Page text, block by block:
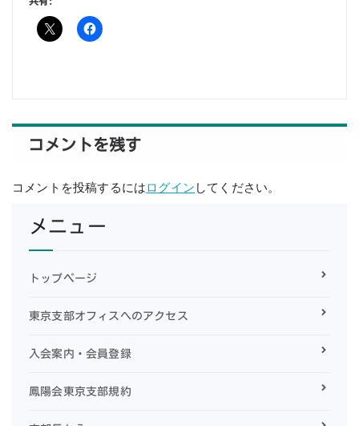
コメントを残す
コメントを投稿するにはログイン してください。
メニュー
トップページ
東京支部オフィスへのアクセス
入会案内・会員登録
鳳陽会東京支部規約